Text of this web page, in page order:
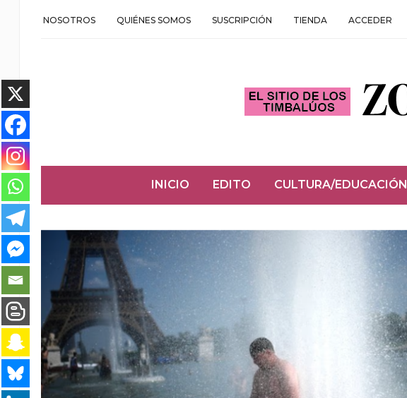
NOSOTROS QUIÉNES SOMOS SUSCRIPCIÓN TIENDA ACCEDER
INICIO EDITO CULTURA/EDUCACIÓN